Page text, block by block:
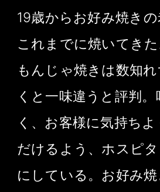
19歳からお好み焼きの
これまでに焼いてきた
もんじゃ焼きは数知
くと一味違うと評判
く、お客様に気持ち
だけるよう、ホスピ
にしている。お好み